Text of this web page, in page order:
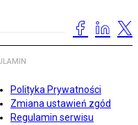
Polityka Prywatności
Zmiana ustawień zgód
Regulamin serwisu